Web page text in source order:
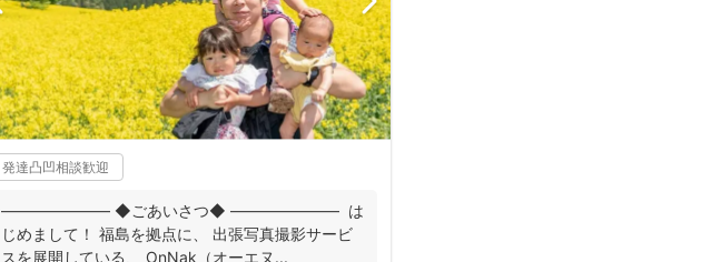
発達凸凹相談歓迎
――――――― ◆ごあいさつ◆ ――――――― は
じめまして！ 福島を拠点に、 出張写真撮影サービ
スを展開している、 OnNak（オーエヌ...